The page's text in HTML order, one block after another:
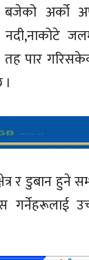
अर्को
पार
र डुबान हुने
गर्नेहरूलाई